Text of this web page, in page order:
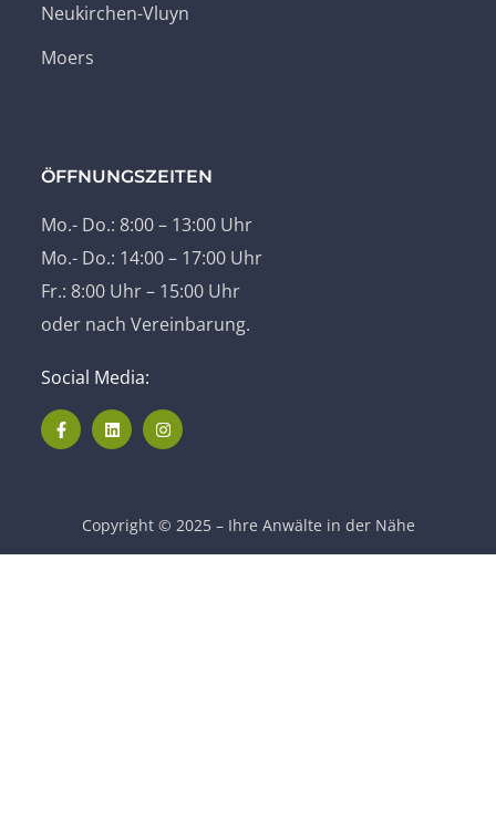
Neukirchen-Vluyn
Moers
ÖFFNUNGSZEITEN
Mo.- Do.: 8:00 – 13:00 Uhr
Mo.- Do.: 14:00 – 17:00 Uhr
Fr.: 8:00 Uhr – 15:00 Uhr
oder nach Vereinbarung.
Social Media:
Copyright © 2025 – Ihre Anwälte in der Nähe